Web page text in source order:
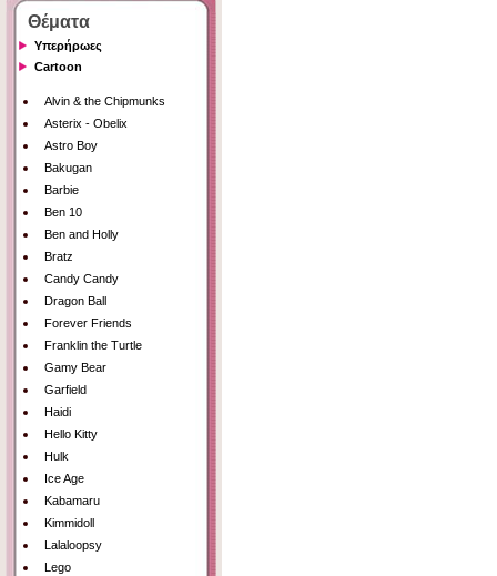
Θέματα
Υπερήρωες
Cartoon
Alvin & the Chipmunks
Asterix - Obelix
Astro Boy
Bakugan
Barbie
Ben 10
Ben and Holly
Bratz
Candy Candy
Dragon Ball
Forever Friends
Franklin the Turtle
Gamy Bear
Garfield
Haidi
Hello Kitty
Hulk
Ice Age
Kabamaru
Kimmidoll
Lalaloopsy
Lego